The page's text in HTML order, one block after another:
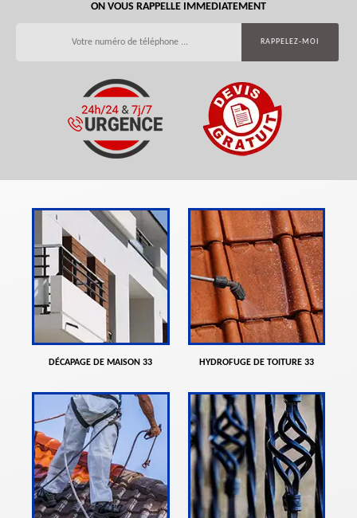
ON VOUS RAPPELLE IMMEDIATEMENT
DÉCAPAGE DE MAISON 33 HYDROFUGE DE TOITURE 33